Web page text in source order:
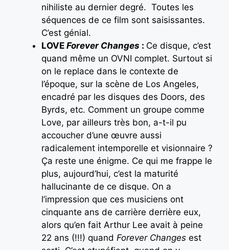
nihiliste au dernier degré. Toutes les
séquences de ce film sont saisissantes.
C’est génial.
LOVE Forever Changes : Ce disque, c’est
quand même un OVNI complet. Surtout si
on le replace dans le contexte de
l’époque, sur la scène de Los Angeles,
encadré par les disques des Doors, des
Byrds, etc. Comment un groupe comme
Love, par ailleurs très bon, a-t-il pu
accoucher d’une œuvre aussi
radicalement intemporelle et visionnaire ?
Ça reste une énigme. Ce qui me frappe le
plus, aujourd’hui, c’est la maturité
hallucinante de ce disque. On a
l’impression que ces musiciens ont
cinquante ans de carrière derrière eux,
alors qu’en fait Arthur Lee avait à peine
22 ans (!!!) quand Forever Changes est